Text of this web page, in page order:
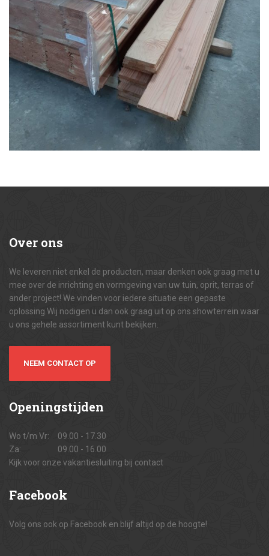
Over ons
We leveren niet enkel de producten, maar denken ook graag met u
mee over de inrichting en vormgeving van uw tuin, oprit, terras of
ander project! We vinden voor iedere situatie een gepaste
oplossing.Wij nodigen u dan ook graag uit op ons showterrein waar
u ons gehele assortiment kunt bekijken.
NEEM CONTACT OP
Openingstijden
Wo t/m Vr:
09.00 - 17.30
Za:
09.00 - 16.00
Kijk voor onze vakantiesluiting bij contact
Facebook
Volg ons ook op Facebook en blijf altijd op de hoogte!